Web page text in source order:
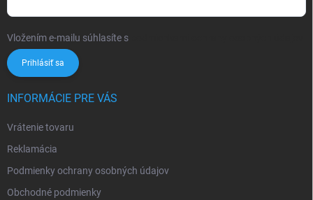
Vložením e-mailu súhlasíte s
Prihlásiť sa
INFORMÁCIE PRE VÁS
Vrátenie tovaru
Reklamácia
Podmienky ochrany osobných údajov
Obchodné podmienky